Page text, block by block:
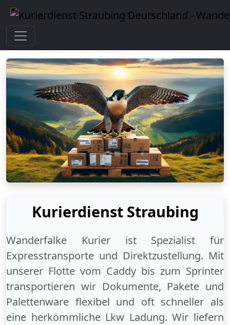
Kurierdienst Straubing
Wanderfalke Kurier ist Spezialist für
Expresstransporte und Direktzustellung. Mit
unserer Flotte vom Caddy bis zum Sprinter
transportieren wir Dokumente, Pakete und
Palettenware flexibel und oft schneller als
eine herkömmliche Lkw Ladung. Wir liefern